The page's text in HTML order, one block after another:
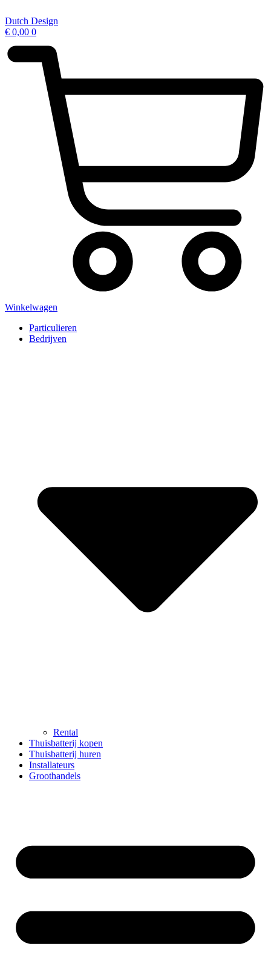
naar
de
Dutch Design
€ 0,00 0
Winkelwagen
Particulieren
Bedrijven
Rental
Thuisbatterij kopen
Thuisbatterij huren
Installateurs
Groothandels